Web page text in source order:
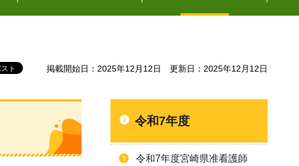
掲載開始日：2025年12月12日 更新日：2025年12月12日
令和7年度
令和7年度宮崎県准看護師